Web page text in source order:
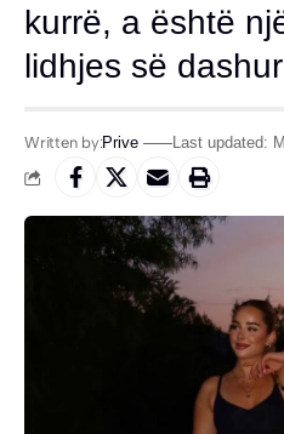
kurrë, a është
lidhjes së
Written by:Prive Last updated: